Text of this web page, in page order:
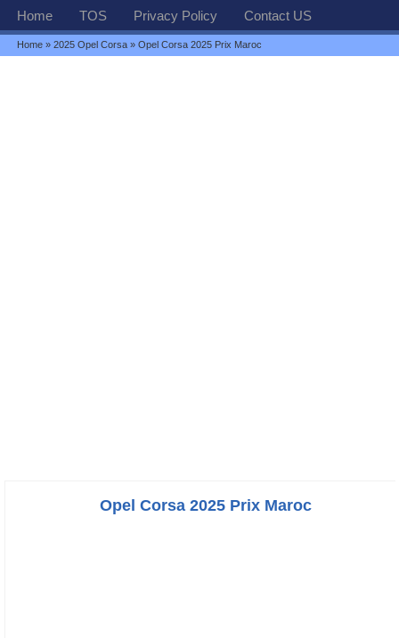
Home TOS Privacy Policy Contact US
Home »2025 Opel Corsa » Opel Corsa 2025 Prix Maroc
Opel Corsa 2025 Prix Maroc